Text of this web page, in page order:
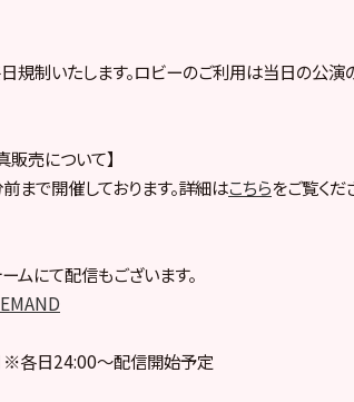
規制いたします。ロビーのご利用は当日の公
販売について】
まで開催しております。詳細はこちらをご覧くだ
ムにて配信もございます。
各日24:00～配信開始予定